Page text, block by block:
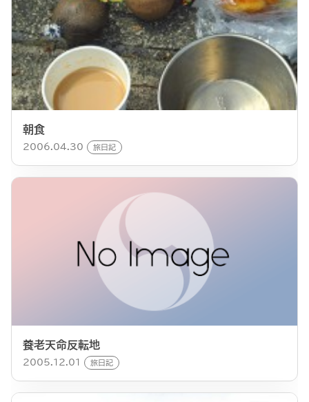
朝食
2006.04.30 旅日記
養老天命反転地
2005.12.01 旅日記